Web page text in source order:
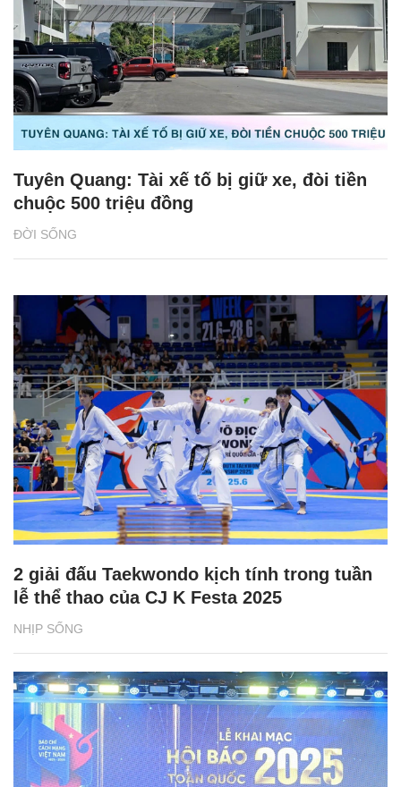
ĐỜI SỐNG
Tuyên Quang: Tài xế tố bị giữ xe, đòi tiền
chuộc 500 triệu đồng
NHỊP SỐNG
2 giải đấu Taekwondo kịch tính trong tuần
lễ thể thao của CJ K Festa 2025